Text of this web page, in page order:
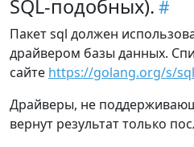
SQL-подобных).
Пакет sql должен
драйвером базы данных.
сайте https://golang.org/s/
Драйверы, не
вернут результат только